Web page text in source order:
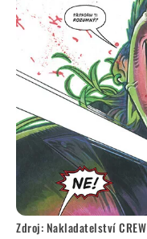
Zdroj: Nakladatelství CREW